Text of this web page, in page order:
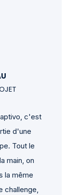
c'est
d'une
Tout le
main, on
la même
challenge,